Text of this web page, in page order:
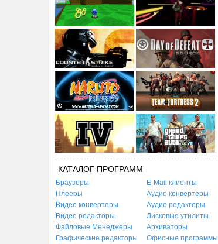
КАТАЛОГ ПРОГРАММ
Браузеры
E-Mail клиенты
Плееры
Аудио конвертеры
Видео конвертеры
Аудио редакторы
Видео редакторы
Дисковые утилиты
Файловые Менеджеры
Архиваторы
Графические редакторы
Офисные программы